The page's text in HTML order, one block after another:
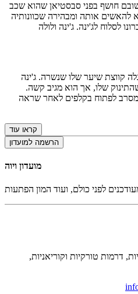
חושף בפני סבסטיאן שהוא שכב
אותה ומבהירה שכוונותיה
לסלוח לג'ינה. ג'ינה ולולה
קווצת שיער שלו שנשרה. ג'ינה
שלו, אך הוא מגיב קשה.
לפתוח בקלפים לאחר שראה
קראו עוד
הרשמה למועדון
מועדון ויוה
דרמות טורקיות וקוריאניות,